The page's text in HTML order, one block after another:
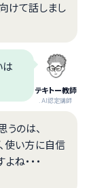
けて話しまし
テキトー教師
.AI認定講師
は
のは、
使い方に自信
ね・・・